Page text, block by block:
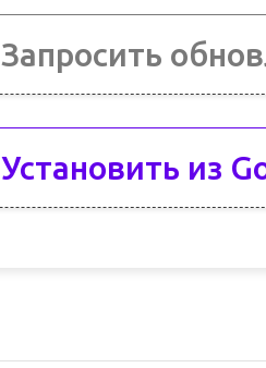
Запросить
Установить из